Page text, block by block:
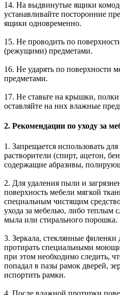
14. На выдвинутые ящики
устанавливайте посторонние
ящики одновременно.
15. Не проводить по
(режущими) предметами.
16. Не ударять по поверхности
предметами.
17. Не ставьте на крышки,
оставляйте на них влажные
2. Рекомендации по уходу за
1. Запрещается использовать
растворители (спирт, ацетон,
содержащие абразивы,
2. Для удаления пыли и
поверхность мебели мягкой
специальным чистящим
ухода за мебелью, либо теплым
мыла или стирального порошка.
3. Зеркала, стеклянные филенки
протирать специальными
при этом необходимо следить,
попадал в пазы рамок дверей,
испортить рамки.
4. После влажной протирки